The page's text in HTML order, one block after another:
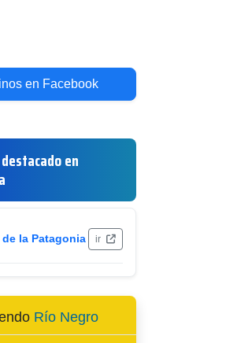
en Facebook
en
la Patagonia ir
Río Negro